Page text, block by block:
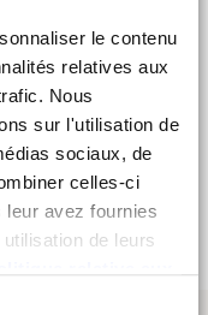
le contenu
relatives aux
Nous
sur l'utilisation de
sociaux, de
celles-ci
avez fournies
de leurs
groups), can
offers.